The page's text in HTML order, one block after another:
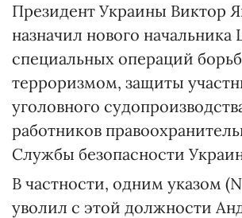
Президент Украины Виктор
назначил нового начальника
специальных операций
терроризмом, защиты
уголовного
работников
Службы безопасности
В частности, одним указом
уволил с этой должности